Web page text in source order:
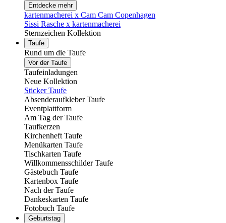
Entdecke mehr
kartenmacherei x Cam Cam Copenhagen
Sissi Rasche x kartenmacherei
Sternzeichen Kollektion
Taufe
Rund um die Taufe
Vor der Taufe
Taufeinladungen
Neue Kollektion
Sticker Taufe
Absenderaufkleber Taufe
Eventplattform
Am Tag der Taufe
Taufkerzen
Kirchenheft Taufe
Menükarten Taufe
Tischkarten Taufe
Willkommensschilder Taufe
Gästebuch Taufe
Kartenbox Taufe
Nach der Taufe
Dankeskarten Taufe
Fotobuch Taufe
Geburtstag